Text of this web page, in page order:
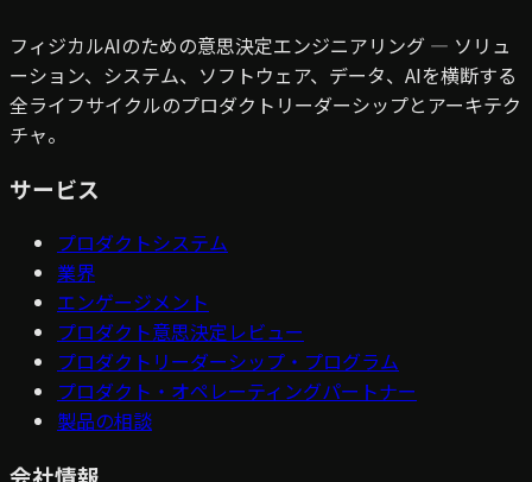
フィジカルAIのための意思決定エンジニアリング — ソリュ
ーション、システム、ソフトウェア、データ、AIを横断する
全ライフサイクルのプロダクトリーダーシップとアーキテク
チャ。
サービス
プロダクトシステム
業界
エンゲージメント
プロダクト意思決定レビュー
プロダクトリーダーシップ・プログラム
プロダクト・オペレーティングパートナー
製品の相談
会社情報